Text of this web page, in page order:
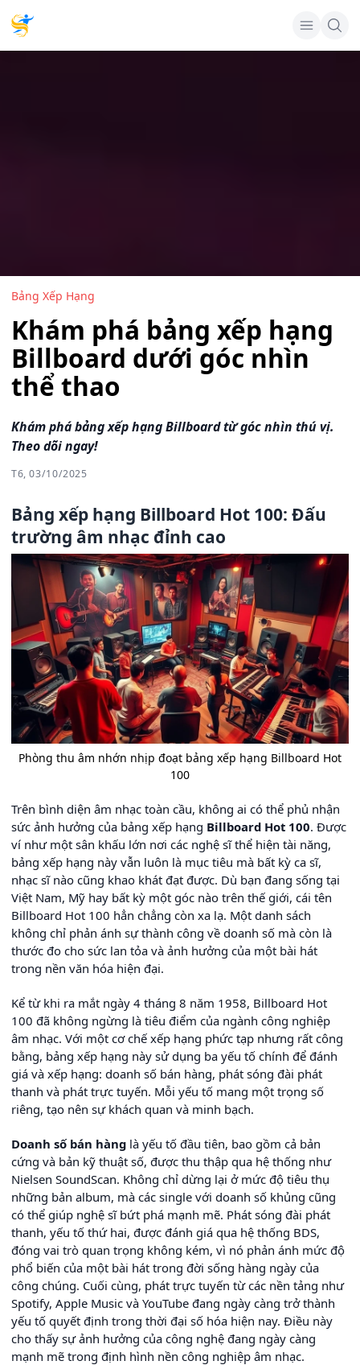
Bảng Xếp Hạng
Khám phá bảng xếp hạng
Billboard dưới góc nhìn
thể thao
Khám phá bảng xếp hạng Billboard từ góc nhìn thú vị.
Theo dõi ngay!
T6, 03/10/2025
Bảng xếp hạng Billboard Hot 100: Đấu
trường âm nhạc đỉnh cao
Phòng thu âm nhớn nhịp đoạt bảng xếp hạng Billboard Hot
100
Trên bình diện âm nhạc toàn cầu, không ai có thể phủ nhận
sức ảnh hưởng của bảng xếp hạng Billboard Hot 100. Được
ví như một sân khấu lớn nơi các nghệ sĩ thể hiện tài năng,
bảng xếp hạng này vẫn luôn là mục tiêu mà bất kỳ ca sĩ,
nhạc sĩ nào cũng khao khát đạt được. Dù bạn đang sống tại
Việt Nam, Mỹ hay bất kỳ một góc nào trên thế giới, cái tên
Billboard Hot 100 hẳn chẳng còn xa lạ. Một danh sách
không chỉ phản ánh sự thành công về doanh số mà còn là
thước đo cho sức lan tỏa và ảnh hưởng của một bài hát
trong nền văn hóa hiện đại.
Kể từ khi ra mắt ngày 4 tháng 8 năm 1958, Billboard Hot
100 đã không ngừng là tiêu điểm của ngành công nghiệp
âm nhạc. Với một cơ chế xếp hạng phức tạp nhưng rất công
bằng, bảng xếp hạng này sử dụng ba yếu tố chính để đánh
giá và xếp hạng: doanh số bán hàng, phát sóng đài phát
thanh và phát trực tuyến. Mỗi yếu tố mang một trọng số
riêng, tạo nên sự khách quan và minh bạch.
Doanh số bán hàng là yếu tố đầu tiên, bao gồm cả bản
cứng và bản kỹ thuật số, được thu thập qua hệ thống như
Nielsen SoundScan. Không chỉ dừng lại ở mức độ tiêu thụ
những bản album, mà các single với doanh số khủng cũng
có thể giúp nghệ sĩ bứt phá mạnh mẽ. Phát sóng đài phát
thanh, yếu tố thứ hai, được đánh giá qua hệ thống BDS,
đóng vai trò quan trọng không kém, vì nó phản ánh mức độ
phổ biến của một bài hát trong đời sống hàng ngày của
công chúng. Cuối cùng, phát trực tuyến từ các nền tảng như
Spotify, Apple Music và YouTube đang ngày càng trở thành
yếu tố quyết định trong thời đại số hóa hiện nay. Điều này
cho thấy sự ảnh hưởng của công nghệ đang ngày càng
mạnh mẽ trong định hình nền công nghiệp âm nhạc.